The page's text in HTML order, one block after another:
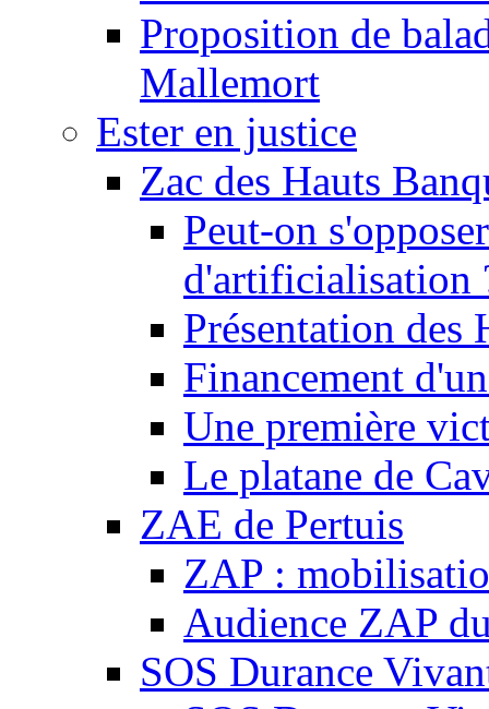
Proposition de
Mallemort
Ester en justice
Zac des Hauts
Peut-on
d'artificialisation
Présentation des
Financement
Une première
Le platane de
ZAE de Pertuis
ZAP :
Audience ZAP
SOS Durance